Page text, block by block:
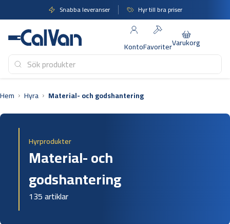
till
innehåll
Snabba leveranser Hyr till bra priser
KontoFavoriterVarukorg
Hem Hyra Material- och godshantering
Hyrprodukter
Material- och
godshantering
135 artiklar